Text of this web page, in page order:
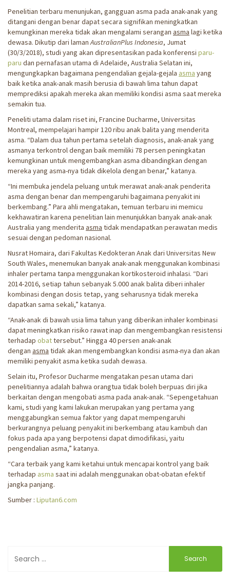
Penelitian terbaru menunjukan, gangguan asma pada anak-anak yang
ditangani dengan benar dapat secara signifikan meningkatkan
kemungkinan mereka tidak akan mengalami serangan asma lagi ketika
dewasa. Dikutip dari lamanAustralianPlus Indonesia, Jumat
(30/3/2018), studi yang akan dipresentasikan pada konferensi paru-
paru dan pernafasan utama di Adelaide, Australia Selatan ini,
mengungkapkan bagaimana pengendalian gejala-gejala asma yang
baik ketika anak-anak masih berusia di bawah lima tahun dapat
memprediksi apakah mereka akan memiliki kondisi asma saat mereka
semakin tua.
Peneliti utama dalam riset ini, Francine Ducharme, Universitas
Montreal, mempelajari hampir 120 ribu anak balita yang menderita
asma. “Dalam dua tahun pertama setelah diagnosis, anak-anak yang
asmanya terkontrol dengan baik memiliki 78 persen peningkatan
kemungkinan untuk mengembangkan asma dibandingkan dengan
mereka yang asma-nya tidak dikelola dengan benar,” katanya.
“Ini membuka jendela peluang untuk merawat anak-anak penderita
asma dengan benar dan mempengaruhi bagaimana penyakit ini
berkembang.” Para ahli mengatakan, temuan terbaru ini memicu
kekhawatiran karena penelitian lain menunjukkan banyak anak-anak
Australia yang menderita asma tidak mendapatkan perawatan medis
sesuai dengan pedoman nasional.
Nusrat Homaira, dari Fakultas Kedokteran Anak dari Universitas New
South Wales, menemukan banyak anak-anak menggunakan kombinasi
inhaler pertama tanpa menggunakan kortikosteroid inhalasi. “Dari
2014-2016, setiap tahun sebanyak 5.000 anak balita diberi inhaler
kombinasi dengan dosis tetap, yang seharusnya tidak mereka
dapatkan sama sekali,” katanya.
“Anak-anak di bawah usia lima tahun yang diberikan inhaler kombinasi
dapat meningkatkan risiko rawat inap dan mengembangkan resistensi
terhadap obattersebut.” Hingga 40 persen anak-anak
dengan asma tidak akan mengembangkan kondisi asma-nya dan akan
memiliki penyakit asma ketika sudah dewasa.
Selain itu, Profesor Ducharme mengatakan pesan utama dari
penelitiannya adalah bahwa orangtua tidak boleh berpuas diri jika
berkaitan dengan mengobati asma pada anak-anak. “Sepengetahuan
kami, studi yang kami lakukan merupakan yang pertama yang
menggabungkan semua faktor yang dapat mempengaruhi
berkurangnya peluang penyakit ini berkembang atau kambuh dan
fokus pada apa yang berpotensi dapat dimodifikasi, yaitu
pengendalian asma,” katanya.
“Cara terbaik yang kami ketahui untuk mencapai kontrol yang baik
terhadap asma saat ini adalah menggunakan obat-obatan efektif
jangka panjang.
Sumber : Liputan6.com
for: